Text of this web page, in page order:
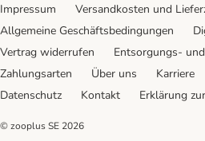
Impressum
Versandkosten und
Allgemeine Geschäftsbedingungen
Vertrag widerrufen
Entsorgungs-
Zahlungsarten
Über uns Karriere
Datenschutz
Kontakt Erklärung
© zooplus SE 2026